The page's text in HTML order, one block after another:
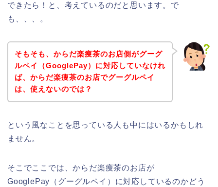
できたら！と、考えているのだと思います。で
も、、、。
そもそも、からだ楽痩茶のお店側がグーグ
ルペイ（GooglePay）に対応していなけれ
ば、からだ楽痩茶のお店でグーグルペイ
は、使えないのでは？
という風なことを思っている人も中にはいるかもしれ
ません。
そこでここでは、からだ楽痩茶のお店が
GooglePay（グーグルペイ）に対応しているのかどう